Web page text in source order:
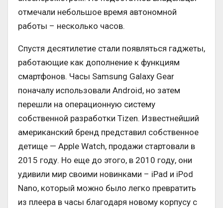
отмечали небольшое время автономной
работы – несколько часов.
Спустя десятилетие стали появляться гаджеты,
работающие как дополнение к функциям
смартфонов. Часы Samsung Galaxy Gear
поначалу использовали Android, но затем
перешли на операционную систему
собственной разработки Tizen. Известнейший
американский бренд представил собственное
детище — Apple Watch, продажи стартовали в
2015 году. Но еще до этого, в 2010 году, они
удивили мир своими новинками – iPad и iPod
Nano, который можно было легко превратить
из плеера в часы благодаря новому корпусу с